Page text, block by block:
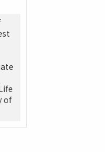
of